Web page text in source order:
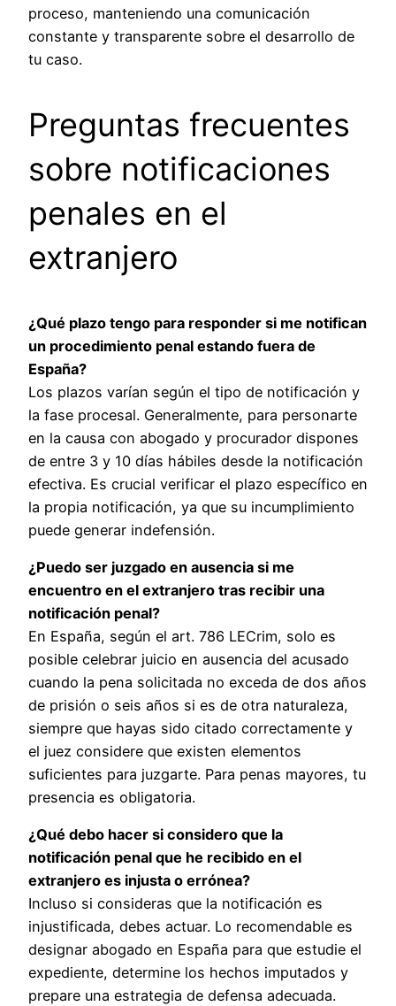
proceso, manteniendo una comunicación
constante y transparente sobre el desarrollo de
tu caso.
Preguntas frecuentes
sobre notificaciones
penales en el
extranjero
¿Qué plazo tengo para responder si me notifican
un procedimiento penal estando fuera de
España?
Los plazos varían según el tipo de notificación y
la fase procesal. Generalmente, para personarte
en la causa con abogado y procurador dispones
de entre 3 y 10 días hábiles desde la notificación
efectiva. Es crucial verificar el plazo específico en
la propia notificación, ya que su incumplimiento
puede generar indefensión.
¿Puedo ser juzgado en ausencia si me
encuentro en el extranjero tras recibir una
notificación penal?
En España, según el art. 786 LECrim, solo es
posible celebrar juicio en ausencia del acusado
cuando la pena solicitada no exceda de dos años
de prisión o seis años si es de otra naturaleza,
siempre que hayas sido citado correctamente y
el juez considere que existen elementos
suficientes para juzgarte. Para penas mayores, tu
presencia es obligatoria.
¿Qué debo hacer si considero que la
notificación penal que he recibido en el
extranjero es injusta o errónea?
Incluso si consideras que la notificación es
injustificada, debes actuar. Lo recomendable es
designar abogado en España para que estudie el
expediente, determine los hechos imputados y
prepare una estrategia de defensa adecuada.